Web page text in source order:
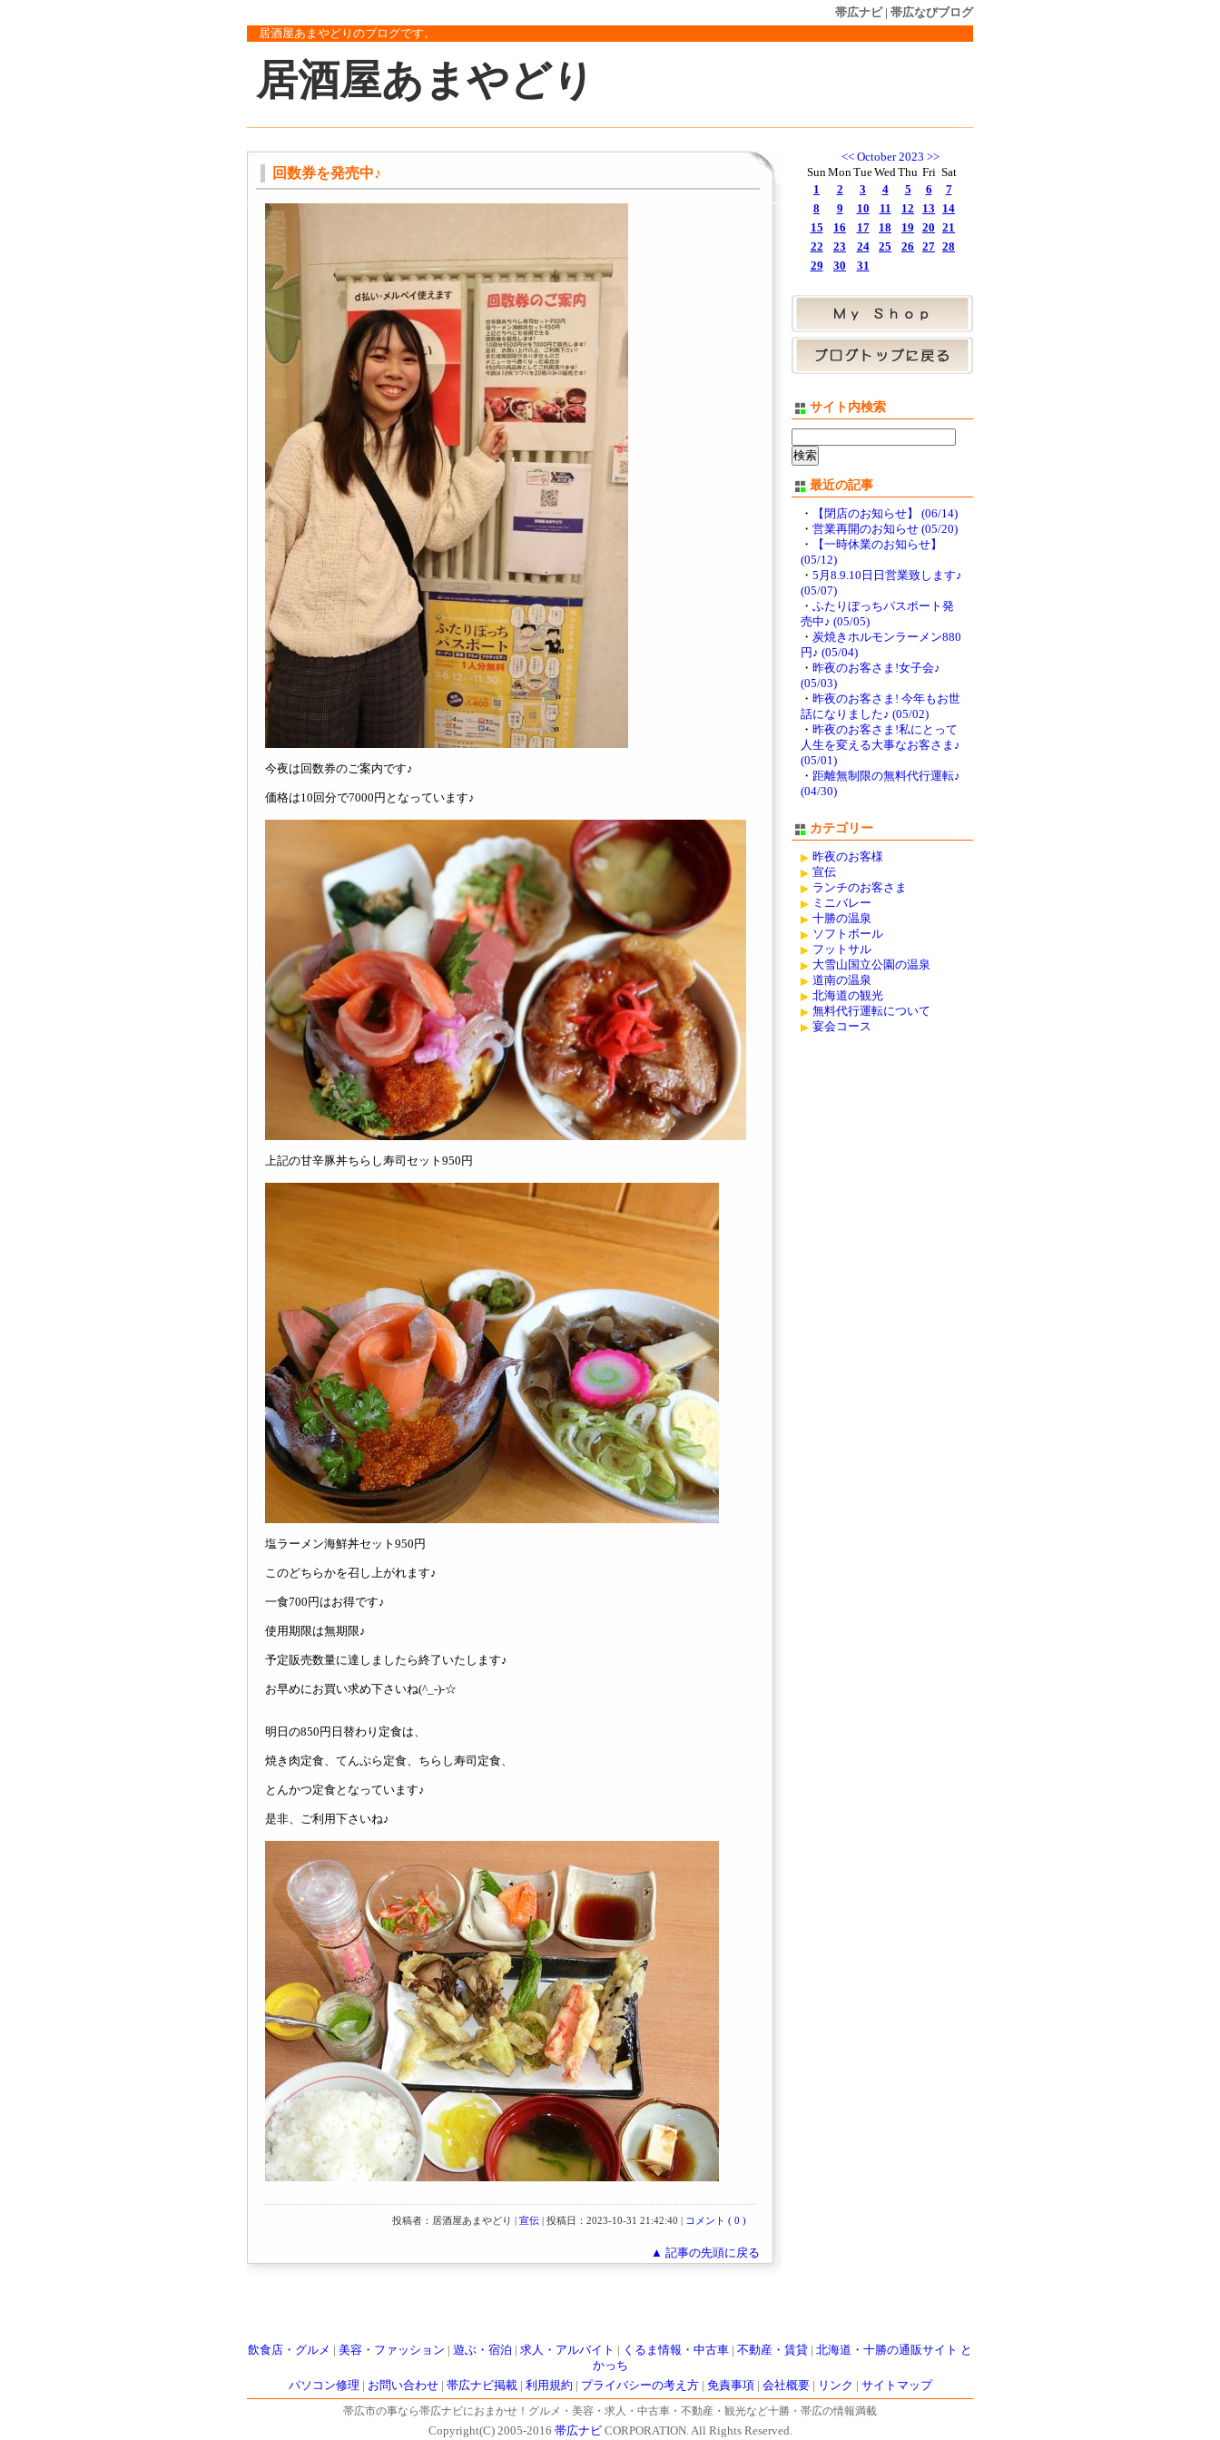
帯広ナビ| 帯広なびブログ
居酒屋あまやどりのブログです。
居酒屋あまやどり
回数券を発売中♪
今夜は回数券のご案内です♪
価格は10回分で7000円となっています♪
上記の甘辛豚丼ちらし寿司セット950円
塩ラーメン海鮮丼セット950円
このどちらかを召し上がれます♪
一食700円はお得です♪
使用期限は無期限♪
予定販売数量に達しましたら終了いたします♪
お早めにお買い求め下さいね(^_-)-☆
明日の850円日替わり定食は、
焼き肉定食、てんぷら定食、ちらし寿司定食、
とんかつ定食となっています♪
是非、ご利用下さいね♪
投稿者：居酒屋あまやどり | 宣伝 | 投稿日：2023-10-31 21:42:40 | コメント ( 0 )
▲ 記事の先頭に戻る
<< October 2023 >>
SunMonTueWedThu Fri Sat
1
2 3 4 5 6
7
8
9 10 11 12 13
14
15
16 17 18 19 20
21
22
23 24 25 26 27 28
29
30 31
サイト内検索
最近の記事
・
【閉店のお知らせ】 (06/14)
・ 営業再開のお知らせ (05/20)
・
【一時休業のお知らせ】
(05/12)
・ 5月8.9.10日日営業致します♪
(05/07)
・ ふたりぼっちパスポート発
売中♪ (05/05)
・ 炭焼きホルモンラーメン880
円♪ (05/04)
・ 昨夜のお客さま!女子会♪
(05/03)
・ 昨夜のお客さま! 今年もお世
話になりました♪ (05/02)
・ 昨夜のお客さま!私にとって
人生を変える大事なお客さま♪
(05/01)
・ 距離無制限の無料代行運転♪
(04/30)
カテゴリー
昨夜のお客様
宣伝
ランチのお客さま
ミニバレー
十勝の温泉
ソフトボール
フットサル
大雪山国立公園の温泉
道南の温泉
北海道の観光
無料代行運転について
宴会コース
飲食店・グルメ 美容・ファッション 遊ぶ・宿泊 求人・アルバイト くるま情報・中古車 不動産・賃貸
北海道・十勝の通販サイト と
かっち
パソコン修理
お問い合わせ| 帯広ナビ掲載| 利用規約 プライバシーの考え方| 免責事項 会社概要| リンク
サイトマップ
帯広市の事なら帯広ナビにおまかせ！グルメ・美容・求人・中古車・不動産・観光など十勝・帯広の情報満載
Copyright(C) 2005-2016 帯広ナビCORPORATION. All Rights Reserved.